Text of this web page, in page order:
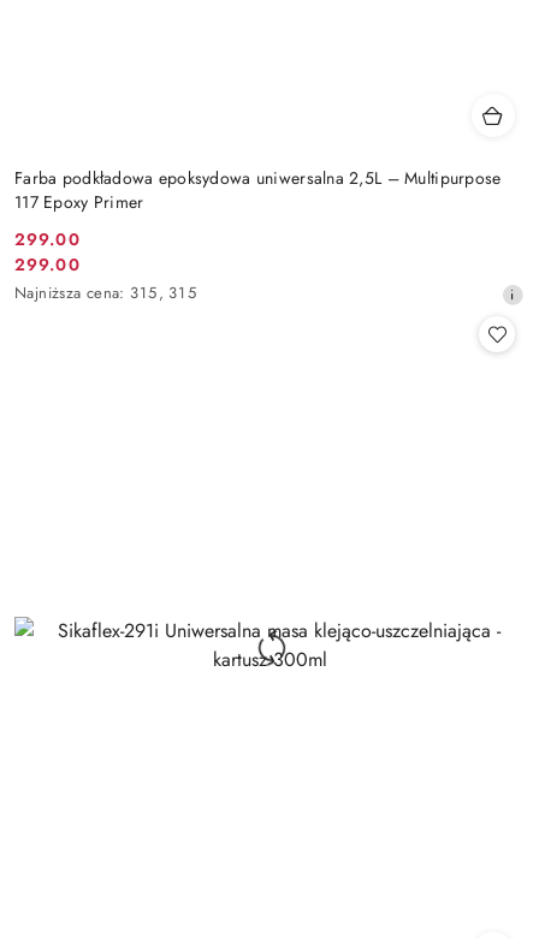
Farba podkładowa epoksydowa uniwersalna 2,5L – Multipurpose
117 Epoxy Primer
Cena
promocyjna:
299.00
Cena
promocyjna:
299.00
Najniższa
Najniższa cena: 315, 315